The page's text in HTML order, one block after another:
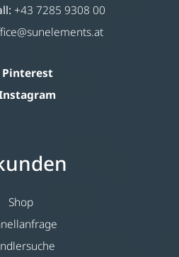
+43 7285 9308 00
Pinterest
Shop